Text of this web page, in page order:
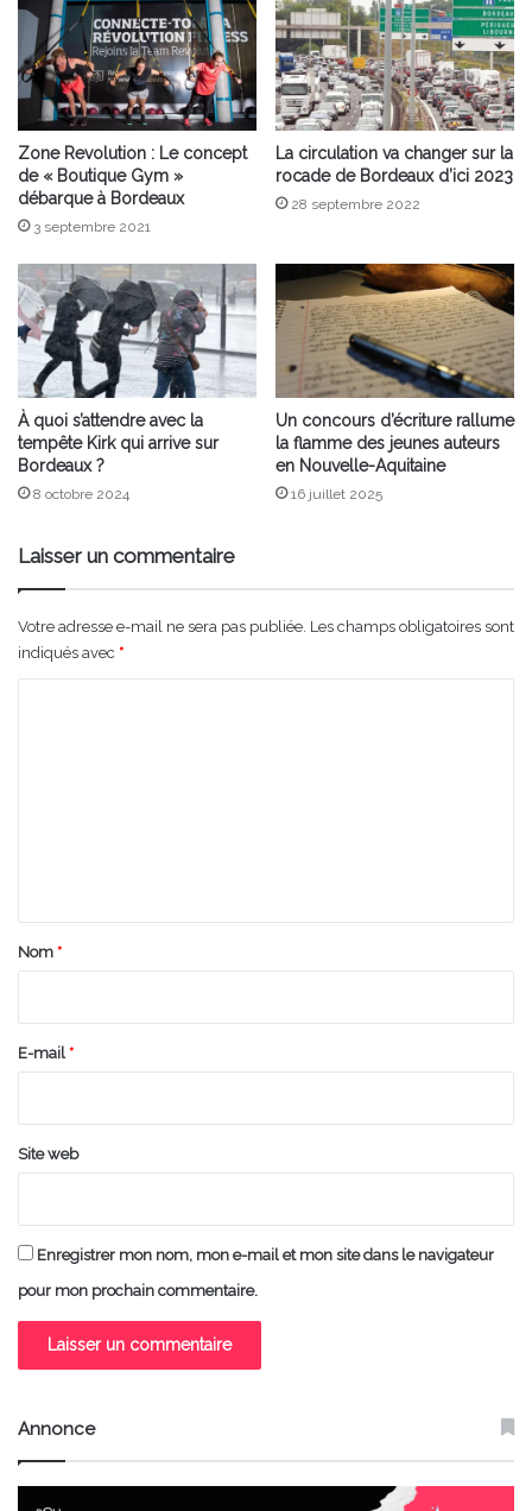
Zone Revolution : Le concept
de « Boutique Gym »
débarque à Bordeaux
3 septembre 2021
La circulation va changer sur la
rocade de Bordeaux d’ici 2023
28 septembre 2022
À quoi s’attendre avec la
tempête Kirk qui arrive sur
Bordeaux ?
8 octobre 2024
Un concours d’écriture rallume
la flamme des jeunes auteurs
en Nouvelle-Aquitaine
16 juillet 2025
Laisser un commentaire
Votre adresse e-mail ne sera pas publiée. Les champs obligatoires sont
indiqués avec *
a
e
Nom *
E-mail *
Site web
Enregistrer mon nom, mon e-mail et mon site dans le navigateur
pour mon prochain commentaire.
Annonce